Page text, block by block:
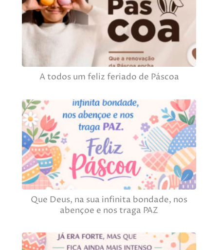
A todos um feliz feriado de Páscoa
Que Deus, na sua infinita bondade, nos
abençoe e nos traga PAZ